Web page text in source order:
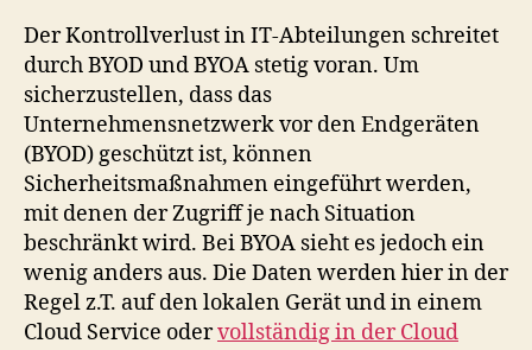
Der Kontrollverlust in IT-Abteilungen schreitet
durch BYOD und BYOA stetig voran. Um
sicherzustellen, dass das
Unternehmensnetzwerk vor den Endgeräten
(BYOD) geschützt ist, können
Sicherheitsmaßnahmen eingeführt werden,
mit denen der Zugriff je nach Situation
beschränkt wird. Bei BYOA sieht es jedoch ein
wenig anders aus. Die Daten werden hier in der
Regel z.T. auf den lokalen Gerät und in einem
Cloud Service odervollständig in der Cloud